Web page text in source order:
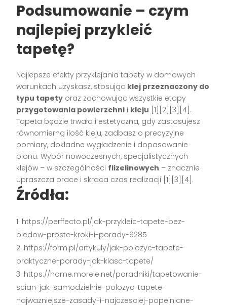
Podsumowanie – czym
najlepiej przykleić
tapetę?
Najlepsze efekty przyklejania tapety w domowych
warunkach uzyskasz, stosując klej przeznaczony do
typu tapety oraz zachowując wszystkie etapy
przygotowania powierzchni i kleju [1][2][3][4] .
Tapeta będzie trwała i estetyczna, gdy zastosujesz
równomierną ilość kleju, zadbasz o precyzyjne
pomiary, dokładne wygładzenie i dopasowanie
pionu. Wybór nowoczesnych, specjalistycznych
klejów – w szczególności flizelinowych – znacznie
upraszcza prace i skraca czas realizacji [1][3][4] .
Źródła:
https://perffecto.pl/jak-przykleic-tapete-bez-
bledow-proste-kroki-i-porady-9285
https://form.pl/artykuly/jak-polozyc-tapete-
praktyczne-porady-jak-klasc-tapete/
https://home.morele.net/poradniki/tapetowanie-
scian-jak-samodzielnie-polozyc-tapete-
najwazniejsze-zasady-i-najczesciej-popelniane-